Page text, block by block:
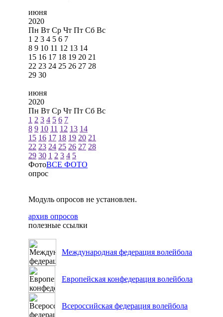
июня
2020
Пн Вт Ср Чт Пт Сб Вс
1 2 3 4 5 6 7
8 9 10 11 12 13 14
15 16 17 18 19 20 21
22 23 24 25 26 27 28
29 30
июня
2020
Пн Вт Ср Чт Пт Сб Вс
1 2 3 4 5 6 7
8 9 10 11 12 13 14
15 16 17 18 19 20 21
22 23 24 25 26 27 28
29 30 1 2 3 4 5
ФотоВСЕ ФОТО
опрос
Модуль опросов не установлен.
архив опросов
полезные ссылки
Международная федерация волейбола
Европейская конфедерация волейбола
Всероссийская федерация волейбола